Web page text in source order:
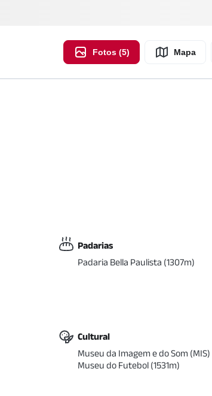
Fotos (5) Mapa
Padarias
Padaria Bella Paulista (1307m)
Cultural
Museu da Imagem e do Som (MIS)
Museu do Futebol (1531m)